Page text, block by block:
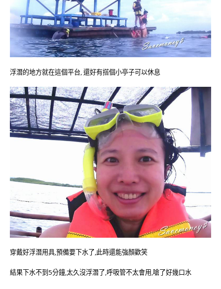
浮潛的地方就在這個平台, 還好有搭個小亭子可以休息
穿戴好浮潛用具,預備要下水了,此時還能強顏歡笑
結果下水不到5分鐘,太久沒浮潛了,呼吸管不太會用,嗆了好幾口水